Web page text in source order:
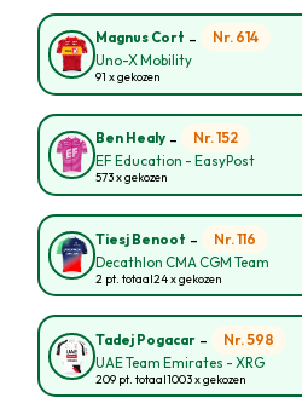
Magnus Cort - Nr. 614
Uno-X Mobility
91 x gekozen
Ben Healy - Nr. 152
EF Education - EasyPost
573 x gekozen
Tiesj Benoot - Nr. 116
Decathlon CMA CGM Team
2 pt. totaal24 x gekozen
Tadej Pogacar - Nr. 598
UAE Team Emirates - XRG
209 pt. totaal1003 x gekozen